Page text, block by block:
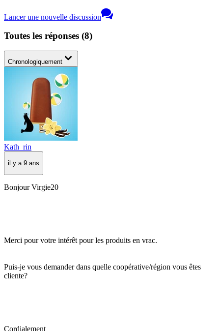
Lancer une nouvelle discussion
Toutes les réponses (8)
Chronologiquement
Kath_rin
il y a 9 ans
Bonjour Virgie20
Merci pour votre intérêt pour les produits en vrac.
Puis-je vous demander dans quelle coopérative/région vous êtes
cliente?
Cordialement